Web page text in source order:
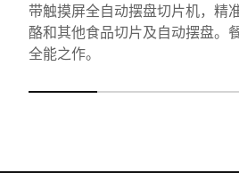
Anti-Robot Verification
Click to start
带触摸屏全自动摆盘切片机，精
酪和其他食品切片及自动摆盘。
全能之作。